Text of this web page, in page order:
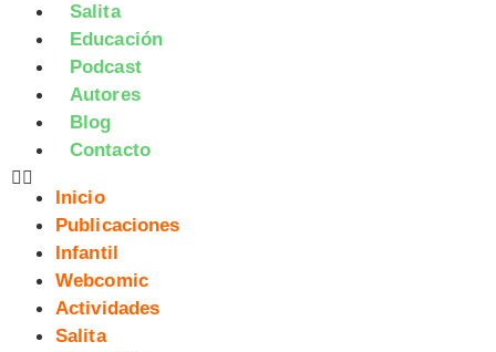
Salita
Educación
Podcast
Autores
Blog
Contacto
Inicio
Publicaciones
Infantil
Webcomic
Actividades
Salita